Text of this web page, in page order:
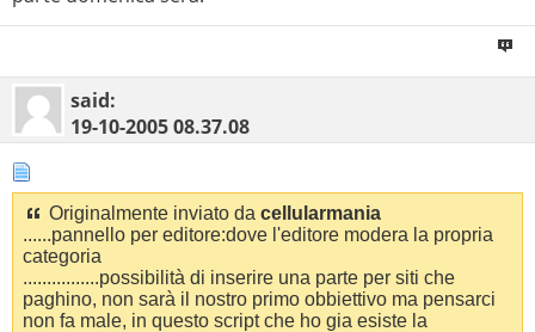
said:
19-10-200508.37.08
Originalmente inviato da cellularmania
......pannello per editore:dove l'editore modera la propria
categoria
................possibilità di inserire una parte per siti che
paghino, non sarà il nostro primo obbiettivo ma pensarci
non fa male, in questo script che ho gia esiste la